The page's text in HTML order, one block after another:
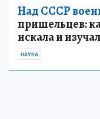
Над СССР
пришельцев:
искала и
НАУКА